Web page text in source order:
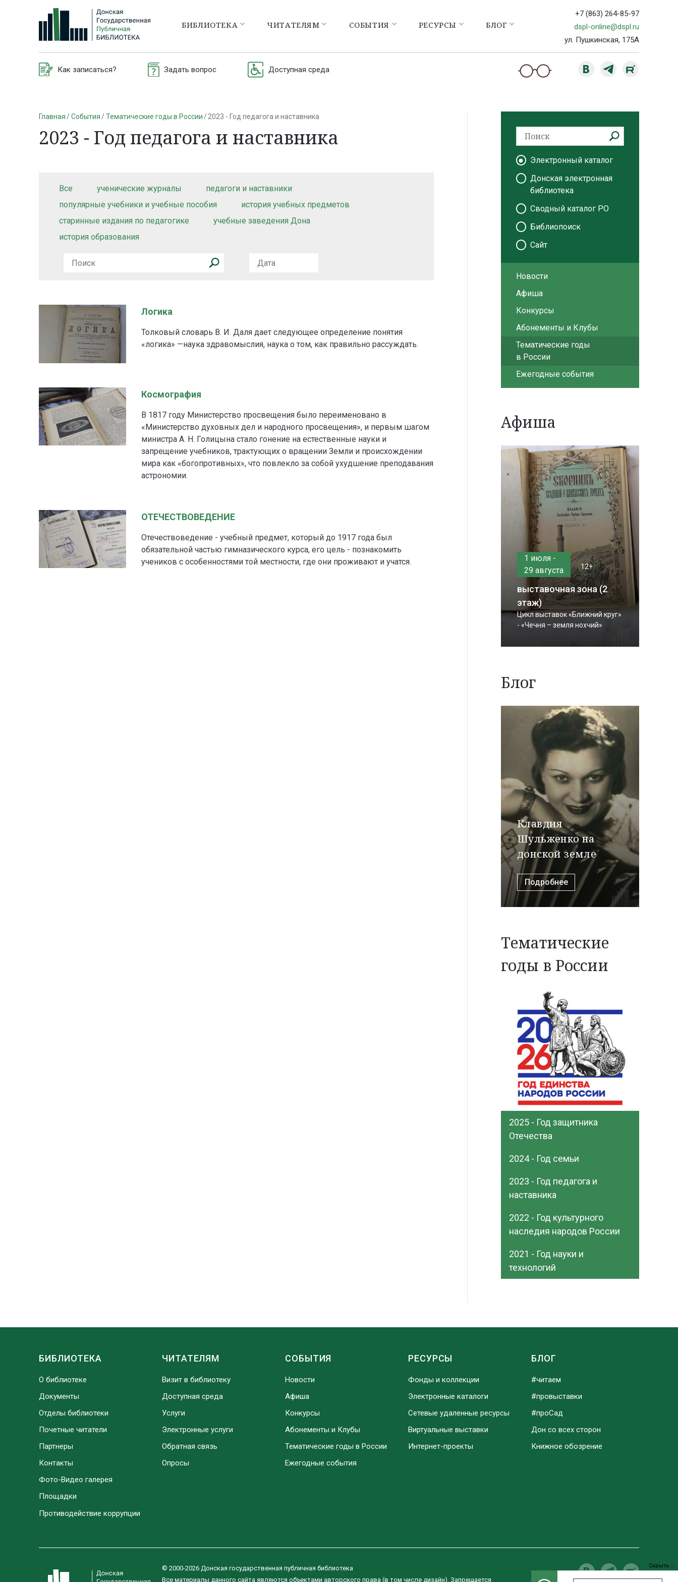
БИБЛИОТЕКА ЧИТАТЕЛЯМ СОБЫТИЯ РЕСУРСЫ БЛОГ
+7 (863) 264-85-97
dspl-online@dspl.ru
ул. Пушкинская, 175А
Как записаться? Задать вопрос Доступная среда
Главная События Тематические годы в России 2023 - Год педагога и наставника
2023 - Год педагога и наставника
Все ученические журналы
педагоги и наставники
популярные учебники и учебные пособия
история учебных предметов
старинные издания по педагогике
учебные заведения Дона
история образования
Логика
Толковый словарь В. И. Даля дает следующее определение понятия
«логика» —наука здравомыслия, наука о том, как правильно рассуждать.
Космография
В 1817 году Министерство просвещения было переименовано в
«Министерство духовных дел и народного просвещения», и первым шагом
министра А. Н. Голицына стало гонение на естественные науки и
запрещение учебников, трактующих о вращении Земли и происхождении
мира как «богопротивных», что повлекло за собой ухудшение преподавания
астрономии.
ОТЕЧЕСТВОВЕДЕНИЕ
Отечествоведение - учебный предмет, который до 1917 года был
обязательной частью гимназического курса, его цель - познакомить
учеников с особенностями той местности, где они проживают и учатся.
Электронный каталог
Донская электронная
библиотека
Сводный каталог РО
Библиопоиск
Сайт
Новости
Афиша
Конкурсы
Абонементы и Клубы
Тематические годы
в России
Ежегодные события
Афиша
1 июля -
29 августа
12+
выставочная зона (2
этаж)
Цикл выставок «Ближний круг»
- «Чечня – земля нохчий»
Блог
Клавдия
Шульженко на
донской земле
Подробнее
Тематические
годы в России
2025 - Год защитника
Отечества
2024 - Год семьи
2023 - Год педагога и
наставника
2022 - Год культурного
наследия народов России
2021 - Год науки и
технологий
Скрыть
БИБЛИОТЕКА
О библиотеке
Документы
Отделы библиотеки
Почетные читатели
Партнеры
Контакты
Фото-Видео галерея
Площадки
Противодействие коррупции
ЧИТАТЕЛЯМ
Визит в библиотеку
Доступная среда
Услуги
Электронные услуги
Обратная связь
Опросы
СОБЫТИЯ
Новости
Афиша
Конкурсы
Абонементы и Клубы
Тематические годы в России
Ежегодные события
РЕСУРСЫ
Фонды и коллекции
Электронные каталоги
Сетевые удаленные ресурсы
Виртуальные выставки
Интернет-проекты
БЛОГ
#читаем
#провыставки
#проСад
Дон со всех сторон
Книжное обозрение
© 2000-2026 Донская государственная публичная библиотека
Все материалы данного сайта являются объектами авторского права (в том числе дизайн). Запрещается